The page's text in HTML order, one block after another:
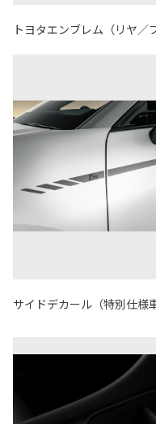
トヨタエンブレム（リヤ／
サイドデカール（特別仕様